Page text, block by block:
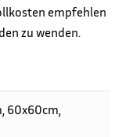
empfehlen
zu wenden.
60x60cm,